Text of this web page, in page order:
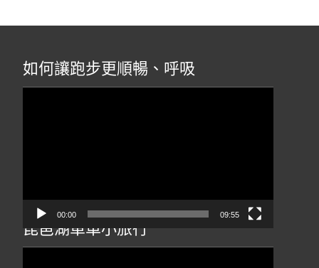
如何讓跑步更順暢、呼吸
00:00 09:55
琵琶湖單車小旅行